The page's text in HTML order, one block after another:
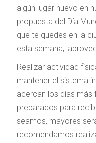
algún lugar nuevo en
propuesta del Día
que te quedes en la
esta semana,
Realizar actividad
mantener el sistema
acercan los días más
preparados para
seamos, mayores
recomendamos